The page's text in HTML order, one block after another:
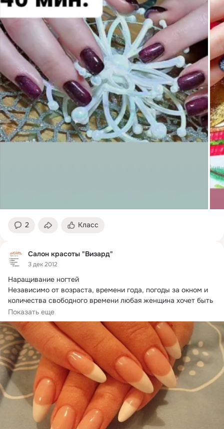
2 Класс
Салон красоты "Визард"
3 дек 2012
Наращивание ногтей
Независимо от возраста, времени года, погоды за окном и
количества свободного времени любая женщина хочет быть
привлекательной.
Показать еще